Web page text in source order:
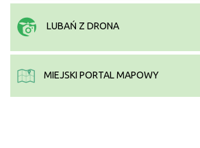
LUBAŃ Z DRONA
MIEJSKI PORTAL MAPOWY